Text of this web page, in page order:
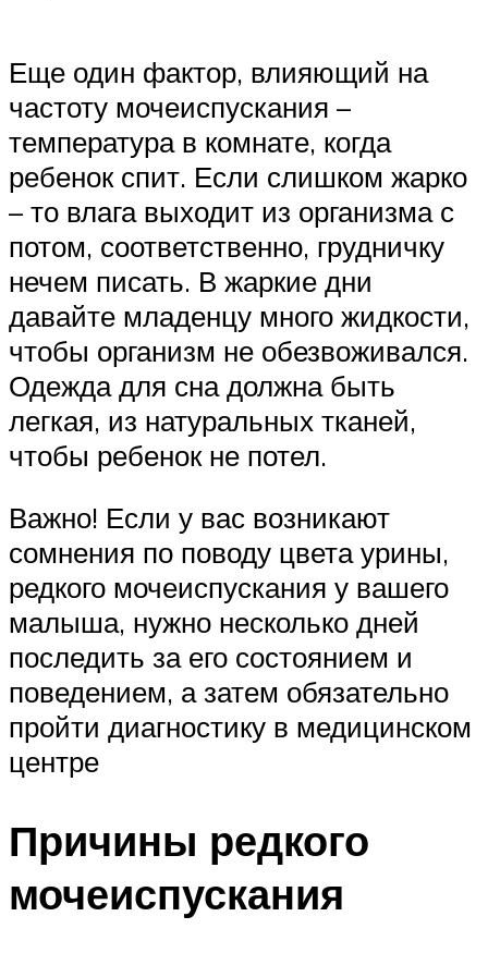
Еще один фактор, влияющий на
частоту мочеиспускания –
температура в комнате, когда
ребенок спит. Если слишком жарко
– то влага выходит из организма с
потом, соответственно, грудничку
нечем писать. В жаркие дни
давайте младенцу много жидкости,
чтобы организм не обезвоживался.
Одежда для сна должна быть
легкая, из натуральных тканей,
чтобы ребенок не потел.
Важно! Если у вас возникают
сомнения по поводу цвета урины,
редкого мочеиспускания у вашего
малыша, нужно несколько дней
последить за его состоянием и
поведением, а затем обязательно
пройти диагностику в медицинском
центре
Причины редкого
мочеиспускания